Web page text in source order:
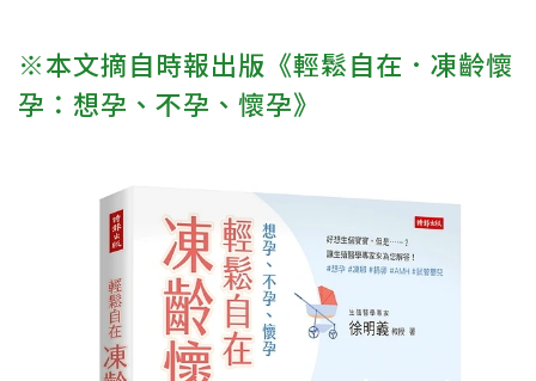
※本文摘自時報出版《輕鬆自在．凍齡懷
孕：想孕、不孕、懷孕》